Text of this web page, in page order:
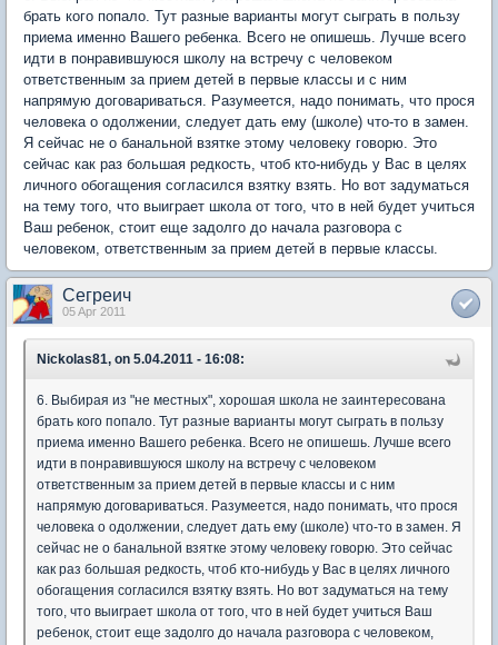
брать кого попало. Тут разные варианты могут сыграть в пользу
приема именно Вашего ребенка. Всего не опишешь. Лучше всего
идти в понравившуюся школу на встречу с человеком
ответственным за прием детей в первые классы и с ним
напрямую договариваться. Разумеется, надо понимать, что прося
человека о одолжении, следует дать ему (школе) что-то в замен.
Я сейчас не о банальной взятке этому человеку говорю. Это
сейчас как раз большая редкость, чтоб кто-нибудь у Вас в целях
личного обогащения согласился взятку взять. Но вот задуматься
на тему того, что выиграет школа от того, что в ней будет учиться
Ваш ребенок, стоит еще задолго до начала разговора с
человеком, ответственным за прием детей в первые классы.
Сегреич
05 Apr 2011
Nickolas81, on 5.04.2011 - 16:08:
6. Выбирая из "не местных", хорошая школа не заинтересована
брать кого попало. Тут разные варианты могут сыграть в пользу
приема именно Вашего ребенка. Всего не опишешь. Лучше всего
идти в понравившуюся школу на встречу с человеком
ответственным за прием детей в первые классы и с ним
напрямую договариваться. Разумеется, надо понимать, что прося
человека о одолжении, следует дать ему (школе) что-то в замен. Я
сейчас не о банальной взятке этому человеку говорю. Это сейчас
как раз большая редкость, чтоб кто-нибудь у Вас в целях личного
обогащения согласился взятку взять. Но вот задуматься на тему
того, что выиграет школа от того, что в ней будет учиться Ваш
ребенок, стоит еще задолго до начала разговора с человеком,